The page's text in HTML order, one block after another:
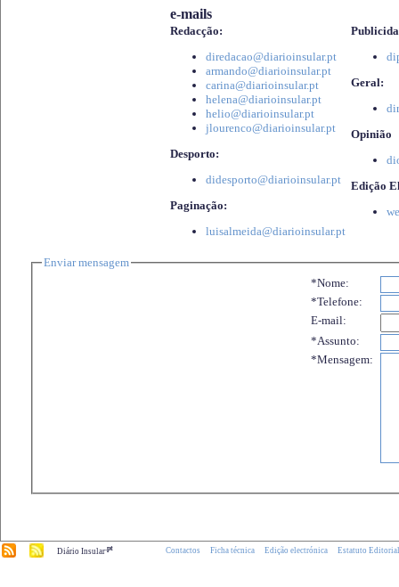
e-mails
Redacção:
diredacao@diarioinsular.pt
armando@diarioinsular.pt
carina@diarioinsular.pt
helena@diarioinsular.pt
helio@diarioinsular.pt
jlourenco@diarioinsular.pt
Desporto:
didesporto@diarioinsular.pt
Paginação:
luisalmeida@diarioinsular.pt
Geral:
Opinião
Edição
Enviar mensagem
*Nome:
*Telefone:
E-mail:
*Assunto:
*Mensagem:
Diário Insular.pt Contactos Ficha técnica Edição electrónica Estatuto Editorial